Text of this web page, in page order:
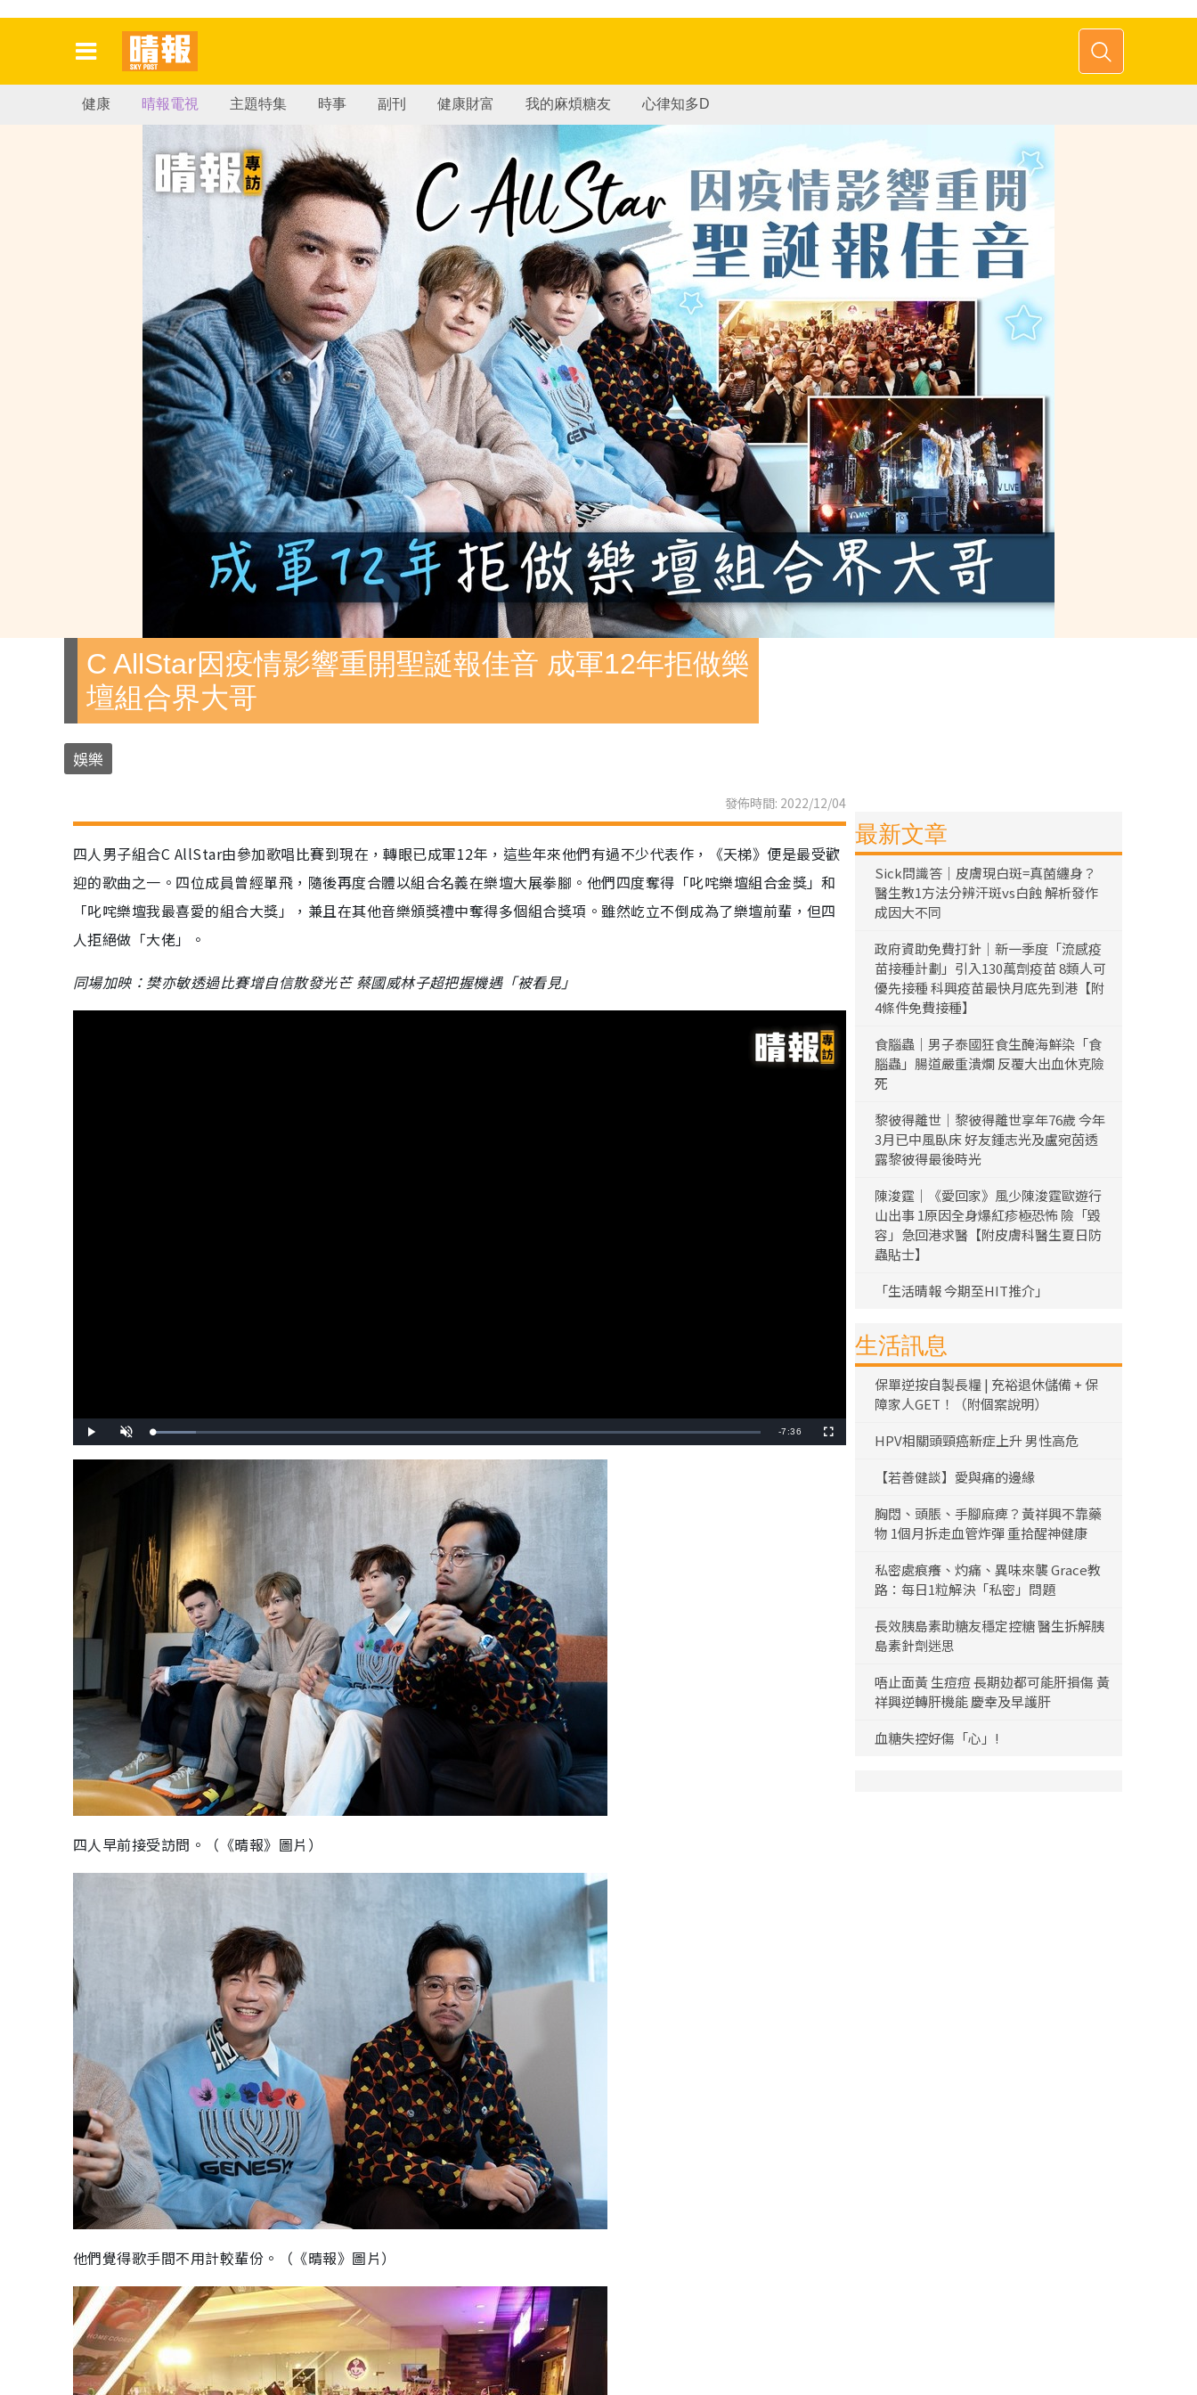
健康 晴報電視 主題特集 時事 副刊 健康財富 我的麻煩糖友 心律知多D
C AllStar因疫情影響重開聖誕報佳音 成軍12年拒做樂
壇組合界大哥
娛樂
發佈時間: 2022/12/04
四人男子組合C AllStar由參加歌唱比賽到現在，轉眼已成軍12年，這些年來他們有過不少代表作，《天梯》便是最受歡
迎的歌曲之一。四位成員曾經單飛，隨後再度合體以組合名義在樂壇大展拳腳。他們四度奪得「叱咤樂壇組合金獎」和
「叱咤樂壇我最喜愛的組合大獎」，兼且在其他音樂頒獎禮中奪得多個組合獎項。雖然屹立不倒成為了樂壇前輩，但四
人拒絕做「大佬」。
同場加映：樊亦敏透過比賽增自信散發光芒 蔡國威林子超把握機遇「被看見」
播
放
開
啟
效
載
入
畢
剩
-7:36
全
螢
四人早前接受訪問。（《晴報》圖片）
他們覺得歌手間不用計較輩份。（《晴報》圖片）
最新文章
Sick問識答｜皮膚現白斑=真菌纏身？
醫生教1方法分辨汗斑vs白蝕 解析發作
成因大不同
政府資助免費打針｜新一季度「流感疫
苗接種計劃」引入130萬劑疫苗 8類人可
優先接種 科興疫苗最快月底先到港【附
4條件免費接種】
食腦蟲｜男子泰國狂食生醃海鮮染「食
腦蟲」腸道嚴重潰爛 反覆大出血休克險
死
黎彼得離世｜黎彼得離世享年76歲 今年
3月已中風臥床 好友鍾志光及盧宛茵透
露黎彼得最後時光
陳浚霆｜《愛回家》風少陳浚霆歐遊行
山出事 1原因全身爆紅疹極恐怖 險「毀
容」急回港求醫【附皮膚科醫生夏日防
蟲貼士】
「生活晴報 今期至HIT推介」
生活訊息
保單逆按自製長糧 | 充裕退休儲備 + 保
障家人GET！（附個案說明）
HPV相關頭頸癌新症上升 男性高危
【若善健談】愛與痛的邊緣
胸悶、頭脹、手腳麻痺？黃祥興不靠藥
物 1個月拆走血管炸彈 重拾醒神健康
私密處痕癢、灼痛、異味來襲 Grace教
路：每日1粒解決「私密」問題
長效胰島素助糖友穩定控糖 醫生拆解胰
島素針劑迷思
唔止面黃 生痘痘 長期攰都可能肝損傷 黃
祥興逆轉肝機能 慶幸及早護肝
血糖失控好傷「心」!